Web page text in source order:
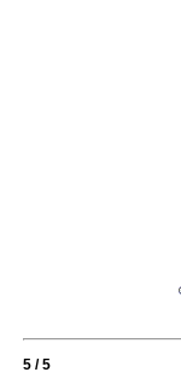
5 / 5